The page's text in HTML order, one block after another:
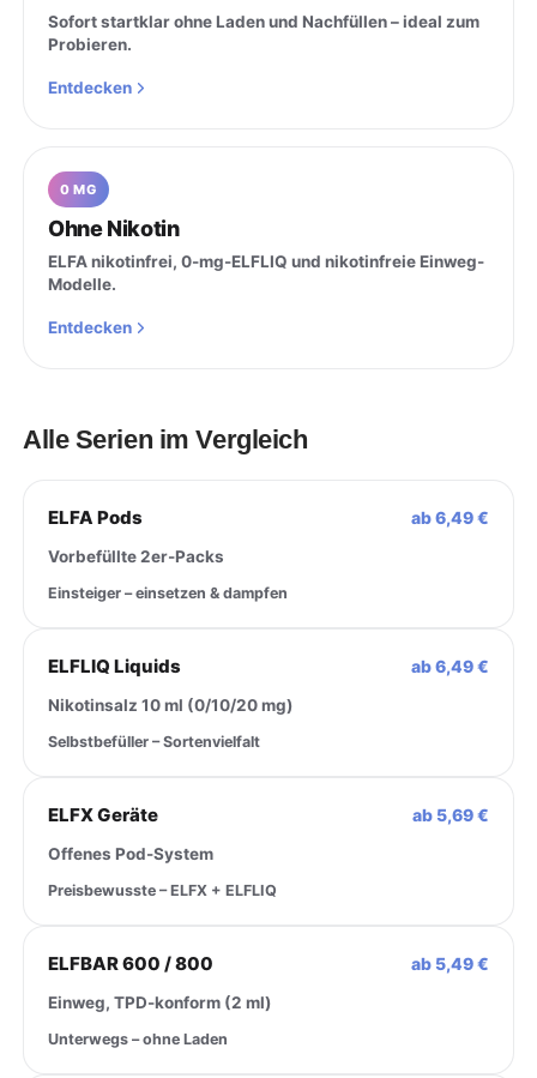
Sofort startklar ohne Laden und Nachfüllen – ideal zum
Probieren.
Entdecken
0 MG
Ohne Nikotin
ELFA nikotinfrei, 0-mg-ELFLIQ und nikotinfreie Einweg-
Modelle.
Entdecken
Alle Serien im Vergleich
ELFA Pods
Vorbefüllte 2er-Packs
Einsteiger – einsetzen & dampfen
ab 6,49 €
ELFLIQ Liquids
Nikotinsalz 10 ml (0/10/20 mg)
Selbstbefüller – Sortenvielfalt
ab 6,49 €
ELFX Geräte
Offenes Pod-System
Preisbewusste – ELFX + ELFLIQ
ab 5,69 €
ELFBAR 600 / 800
Einweg, TPD-konform (2 ml)
Unterwegs – ohne Laden
ab 5,49 €